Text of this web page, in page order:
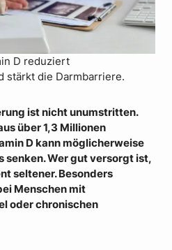
D reduziert
stärkt die Darmbarriere.
ist nicht unumstritten.
über 1,3 Millionen
D kann möglicherweise
senken. Wer gut versorgt ist,
seltener. Besonders
Menschen mit
oder chronischen